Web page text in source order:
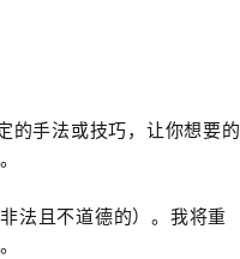
的手法或技巧，让你想要的
法且不道德的）。我将重